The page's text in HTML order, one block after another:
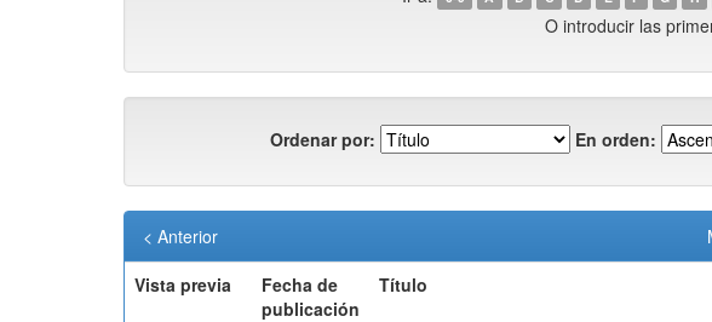
O introducir las
Ordenar por: En orden:
< Anterior
Vista previa
Fecha de
publicación
Título